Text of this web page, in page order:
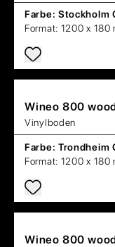
Farbe: Stockholm
Format: 1200 x 180
Wineo 800
Vinylboden
Farbe: Trondheim
Format: 1200 x 180
Wineo 800